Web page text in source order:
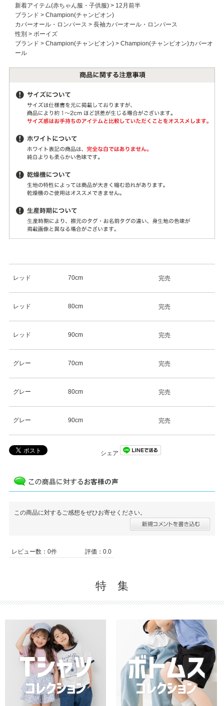
新着アイテム(赤ちゃん服・子供服)> 12月前半
ブランド > Champion(チャンピオン)
カバーオール・ロンパース > 長袖カバーオール・ロンパース
性別 > ボーイズ
ブランド > Champion(チャンピオン)> Champion(チャンピオン)カバーオ
ール
レッド 70cm 完売
レッド 80cm 完売
レッド 90cm 完売
グレー 70cm 完売
グレー 80cm 完売
グレー 90cm 完売
シェア
この商品に対するご感想をぜひお寄せください。
レビュー数：0件 評価：0.0
特 集